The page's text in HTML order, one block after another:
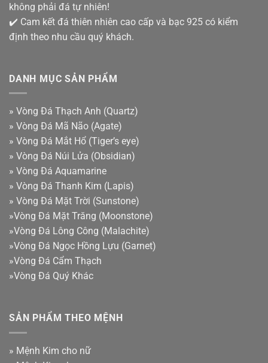
không phải đá tự nhiên!
✔️ Cam kết đá thiên nhiên cao cấp và bạc 925 có kiểm
định theo nhu cầu quý khách.
DANH MỤC SẢN PHẨM
» Vòng Đá Thạch Anh (Quartz)
» Vòng Đá Mã Não (Agate)
» Vòng Đá Mắt Hổ (Tiger’s eye)
» Vòng Đá Núi Lửa (Obsidian)
» Vòng Đá Aquamarine
» Vòng Đá Thanh Kim (Lapis)
» Vòng Đá Mặt Trời (Sunstone)
»Vòng Đá Mặt Trăng (Moonstone)
»Vòng Đá Lông Công (Malachite)
»Vòng Đá Ngọc Hồng Lựu (Garnet)
»Vòng Đá Cẩm Thạch
»Vòng Đá Quý Khác
SẢN PHẨM THEO MỆNH
» Mệnh Kim cho nữ